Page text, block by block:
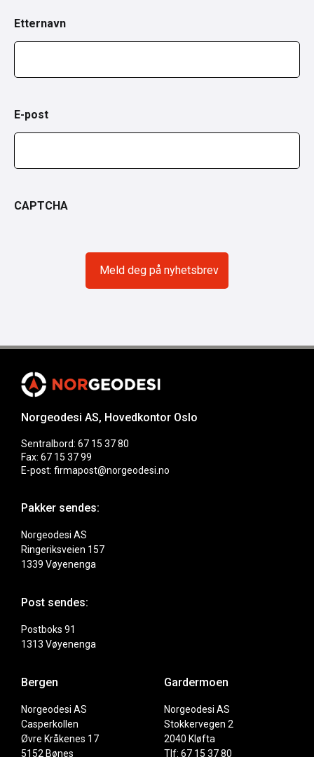
Etternavn
E-post
CAPTCHA
Norgeodesi AS, Hovedkontor Oslo
Sentralbord: 67 15 37 80
Fax: 67 15 37 99
E-post: firmapost@norgeodesi.no
Pakker sendes:
Norgeodesi AS
Ringeriksveien 157
1339 Vøyenenga
Post sendes:
Postboks 91
1313 Vøyenenga
Bergen
Norgeodesi AS
Casperkollen
Øvre Kråkenes 17
5152 Bønes
Gardermoen
Norgeodesi AS
Stokkervegen 2
2040 Kløfta
Tlf: 67 15 37 80